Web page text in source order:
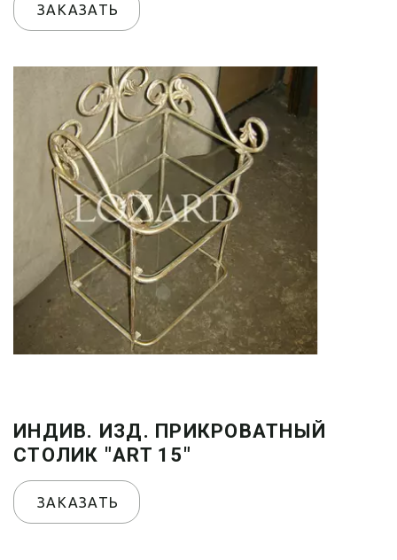
ЗАКАЗАТЬ
ИНДИВ. ИЗД. ПРИКРОВАТНЫЙ
СТОЛИК "ART 15"
ЗАКАЗАТЬ